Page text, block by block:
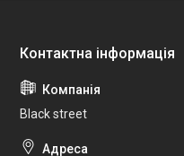
Black street